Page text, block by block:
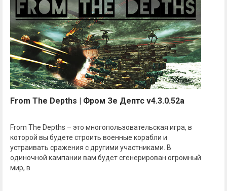
From The Depths | Фром Зе Дептс v4.3.0.52a
From The Depths – это многопользовательская игра, в
которой вы будете строить военные корабли и
устраивать сражения с другими участниками. В
одиночной кампании вам будет сгенерирован огромный
мир, в